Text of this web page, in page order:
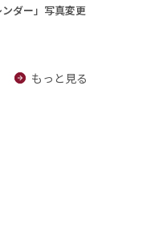
ンダー」写真変更
もっと見る